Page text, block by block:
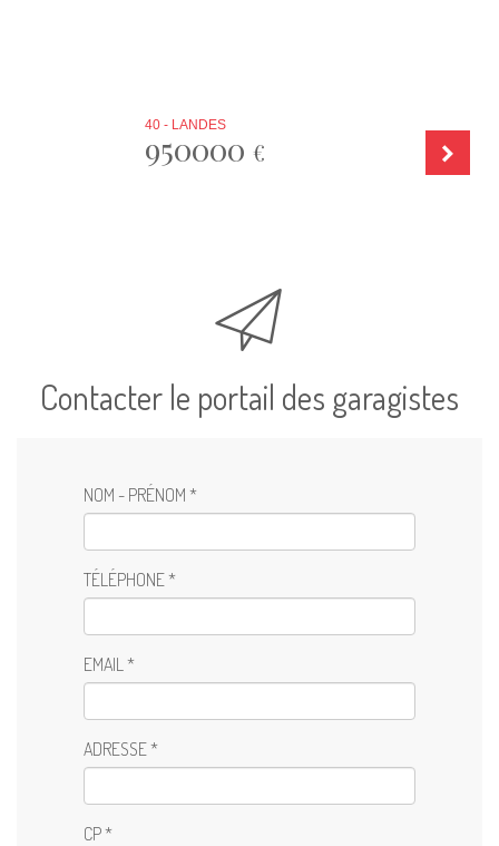
40 - LANDES
950000 €
Contacter le portail des garagistes
NOM - PRÉNOM *
TÉLÉPHONE *
EMAIL *
ADRESSE *
CP *